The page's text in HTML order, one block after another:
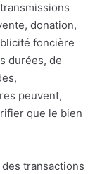
donation,
foncière
durées, de
peuvent,
que le bien
transactions